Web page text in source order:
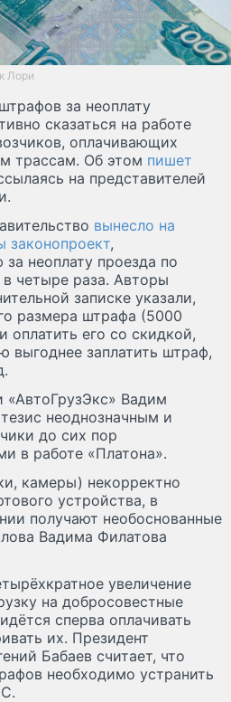
Лори
за неоплату
сказаться на работе
оплачивающих
трассам. Об этом пишет
на представителей
вынесло на
законопроект,
неоплату проезда по
четыре раза. Авторы
записке указали,
размера штрафа (5000
оплатить его со скидкой,
выгоднее заплатить штраф,
«АвтоГрузЭкс» Вадим
неоднозначным и
до сих пор
в работе «Платона».
камеры) некорректно
устройства, в
получают необоснованные
Вадима Филатова
увеличение
на добросовестные
сперва оплачивать
их. Президент
Бабаев считает, что
необходимо устранить